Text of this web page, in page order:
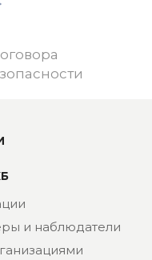
и наблюдатели